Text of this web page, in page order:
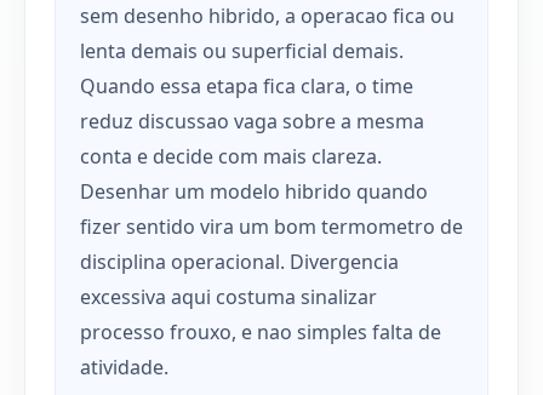
sem desenho hibrido, a operacao fica ou
lenta demais ou superficial demais.
Quando essa etapa fica clara, o time
reduz discussao vaga sobre a mesma
conta e decide com mais clareza.
Desenhar um modelo hibrido quando
fizer sentido vira um bom termometro de
disciplina operacional. Divergencia
excessiva aqui costuma sinalizar
processo frouxo, e nao simples falta de
atividade.